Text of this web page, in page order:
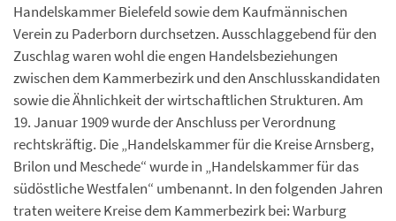
Handelskammer Bielefeld sowie dem Kaufmännischen
Verein zu Paderborn durchsetzen. Ausschlaggebend für den
Zuschlag waren wohl die engen Handelsbeziehungen
zwischen dem Kammerbezirk und den Anschlusskandidaten
sowie die Ähnlichkeit der wirtschaftlichen Strukturen. Am
19. Januar 1909 wurde der Anschluss per Verordnung
rechtskräftig. Die „Handelskammer für die Kreise Arnsberg,
Brilon und Meschede“ wurde in „Handelskammer für das
südöstliche Westfalen“ umbenannt. In den folgenden Jahren
traten weitere Kreise dem Kammerbezirk bei: Warburg